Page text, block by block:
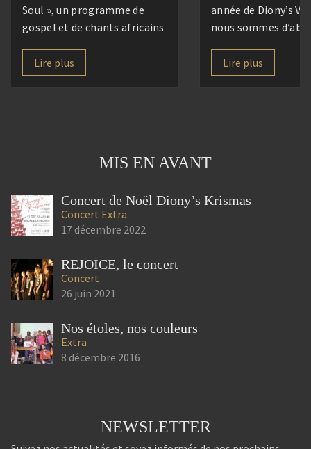
Soul », un programme de
gospel et de chants africains
Gomar. Accompagnés de nos
choristes et musiciens, nous
œuvres emblématiques du
Lire plus
année de Diony’s
nous sommes
convivialité
connaissance, se
Lire plus
MIS EN AVANT
Concert de Noël Diony’s Krismas
Concert Extra
17 décembre 2022
REJOICE, le concert
Concert
26 juin 2021
Nos étoles, nos couleurs
Extra
8 décembre 2016
NEWSLETTER